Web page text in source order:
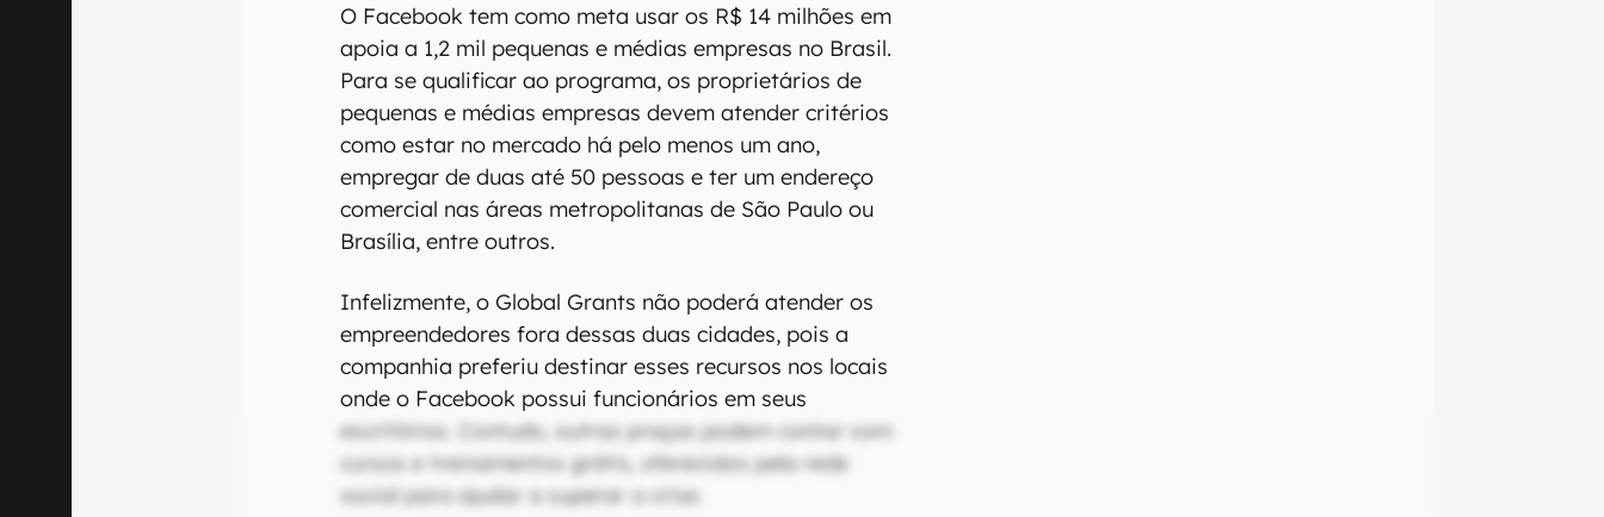
O Facebook tem como meta usar os R$ 14 milhões em
apoia a 1,2 mil pequenas e médias empresas no Brasil.
Para se qualificar ao programa, os proprietários de
pequenas e médias empresas devem atender critérios
como estar no mercado há pelo menos um ano,
empregar de duas até 50 pessoas e ter um endereço
comercial nas áreas metropolitanas de São Paulo ou
Brasília, entre outros.
Infelizmente, o Global Grants não poderá atender os
empreendedores fora dessas duas cidades, pois a
companhia preferiu destinar esses recursos nos locais
onde o Facebook possui funcionários em seus
escritórios. Contudo, outras praças podem contar com
cursos e treinamentos grátis, oferecidos pela rede
social para ajudar a superar a crise.